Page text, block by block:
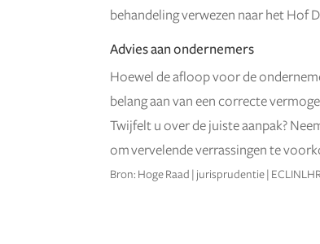
behandeling verwezen naar het Hof
Advies aan ondernemers
Hoewel de afloop voor de
belang aan van een correcte
Twijfelt u over de juiste aanpak?
om vervelende verrassingen te
Bron: Hoge Raad | jurisprudentie |